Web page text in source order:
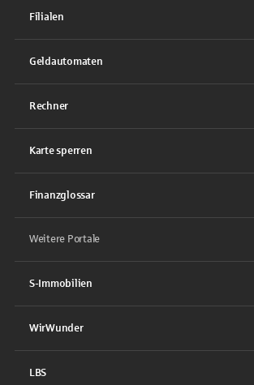
Filialen
Geldautomaten
Rechner
Karte sperren
Finanzglossar
Weitere Portale
S-Immobilien
WirWunder
LBS